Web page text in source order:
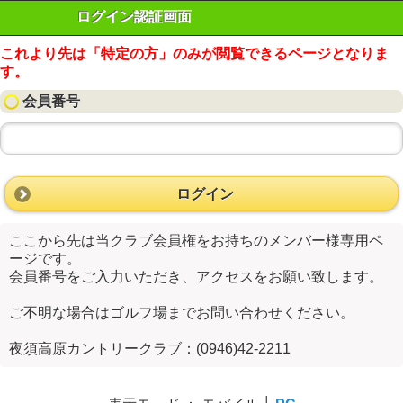
ログイン認証画面
これより先は「特定の方」のみが閲覧できるページとなりま
す。
会員番号
ログイン
ここから先は当クラブ会員権をお持ちのメンバー様専用ペ
ージです。
会員番号をご入力いただき、アクセスをお願い致します。
ご不明な場合はゴルフ場までお問い合わせください。
夜須高原カントリークラブ：(0946)42-2211